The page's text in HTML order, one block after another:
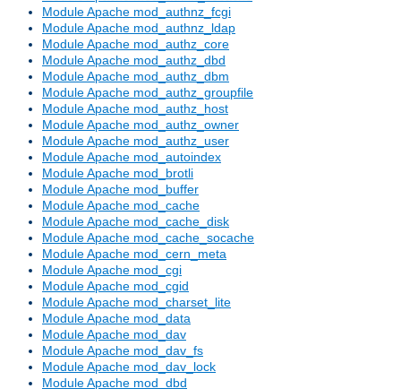
Module Apache mod_authnz_fcgi
Module Apache mod_authnz_ldap
Module Apache mod_authz_core
Module Apache mod_authz_dbd
Module Apache mod_authz_dbm
Module Apache mod_authz_groupfile
Module Apache mod_authz_host
Module Apache mod_authz_owner
Module Apache mod_authz_user
Module Apache mod_autoindex
Module Apache mod_brotli
Module Apache mod_buffer
Module Apache mod_cache
Module Apache mod_cache_disk
Module Apache mod_cache_socache
Module Apache mod_cern_meta
Module Apache mod_cgi
Module Apache mod_cgid
Module Apache mod_charset_lite
Module Apache mod_data
Module Apache mod_dav
Module Apache mod_dav_fs
Module Apache mod_dav_lock
Module Apache mod_dbd